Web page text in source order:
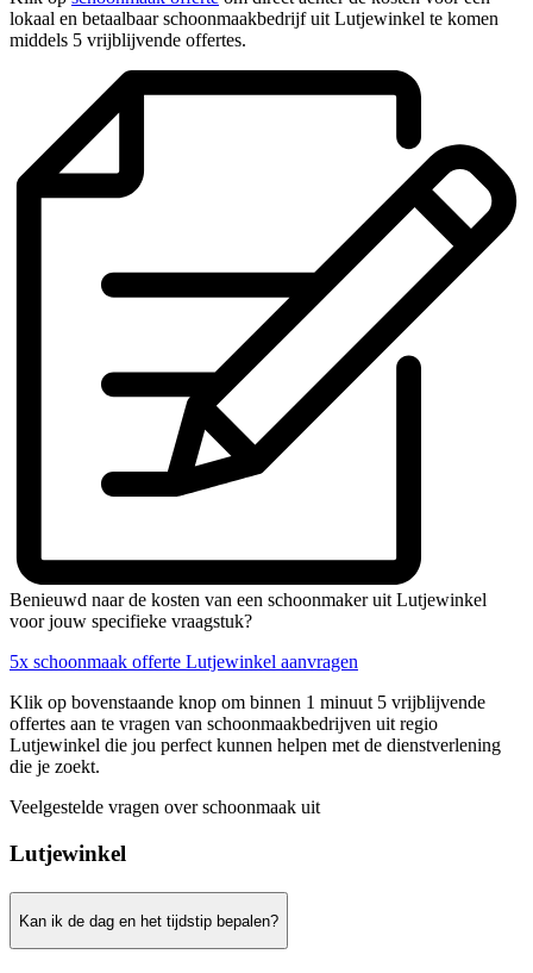
lokaal en betaalbaar schoonmaakbedrijf uit Lutjewinkel te komen
middels 5 vrijblijvende offertes.
Benieuwd naar de kosten van een schoonmaker uit Lutjewinkel
voor jouw specifieke vraagstuk?
5x schoonmaak offerte Lutjewinkel aanvragen
Klik op bovenstaande knop om binnen 1 minuut 5 vrijblijvende
offertes aan te vragen van schoonmaakbedrijven uit regio
Lutjewinkel die jou perfect kunnen helpen met de dienstverlening
die je zoekt.
Veelgestelde vragen over schoonmaak uit
Lutjewinkel
Kan ik de dag en het tijdstip bepalen?